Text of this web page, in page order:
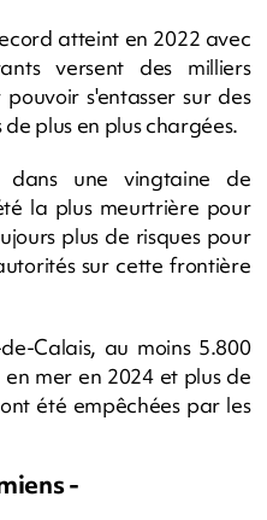
atteint en 2022 avec
versent des milliers
s'entasser sur des
plus en plus chargées.
une vingtaine de
la plus meurtrière pour
plus de risques pour
sur cette frontière
Calais, au moins 5.800
mer en 2024 et plus de
été empêchées par les
-